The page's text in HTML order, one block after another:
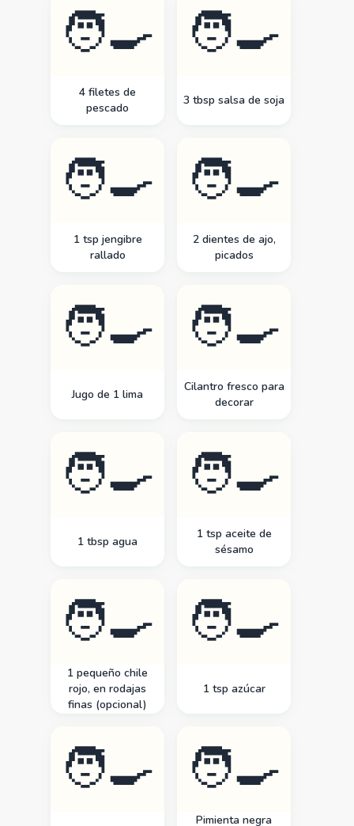
🧑‍🍳
4 filetes de
pescado
🧑‍🍳
3 tbsp salsa de soja
🧑‍🍳
1 tsp jengibre
rallado
🧑‍🍳
2 dientes de ajo,
picados
🧑‍🍳
Jugo de 1 lima
🧑‍🍳
Cilantro fresco para
decorar
🧑‍🍳
1 tbsp agua
🧑‍🍳
1 tsp aceite de
sésamo
🧑‍🍳
1 pequeño chile
rojo, en rodajas
finas (opcional)
🧑‍🍳
1 tsp azúcar
🧑‍🍳 🧑‍🍳
Pimienta negra